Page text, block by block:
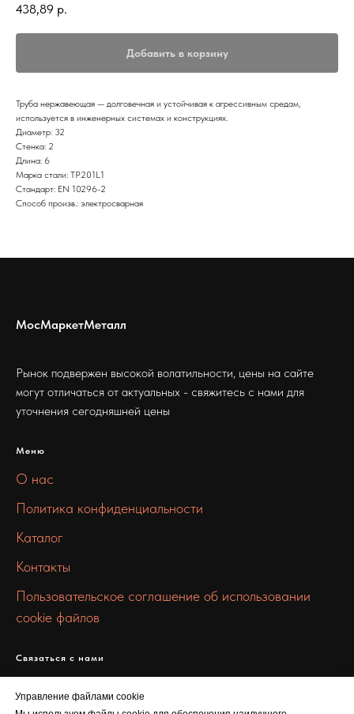
Управление файлами cookie
438,89 р.
Добавить в корзину
Труба нержавеющая — долговечная и устойчивая к агрессивным средам,
используется в инженерных системах и конструкциях.
Диаметр: 32
Стенка: 2
Длина: 6
Марка стали: TP201L1
Стандарт: EN 10296-2
Способ произв.: электросварная
МосМаркетМеталл
Рынок подвержен высокой волатильности, цены на сайте
могут отличаться от актуальных - свяжитесь с нами для
уточнения сегодняшней цены
Меню
О нас
Политика конфиденциальности
Каталог
Контакты
Пользовательское соглашение об использовании
cookie файлов
Связаться с нами